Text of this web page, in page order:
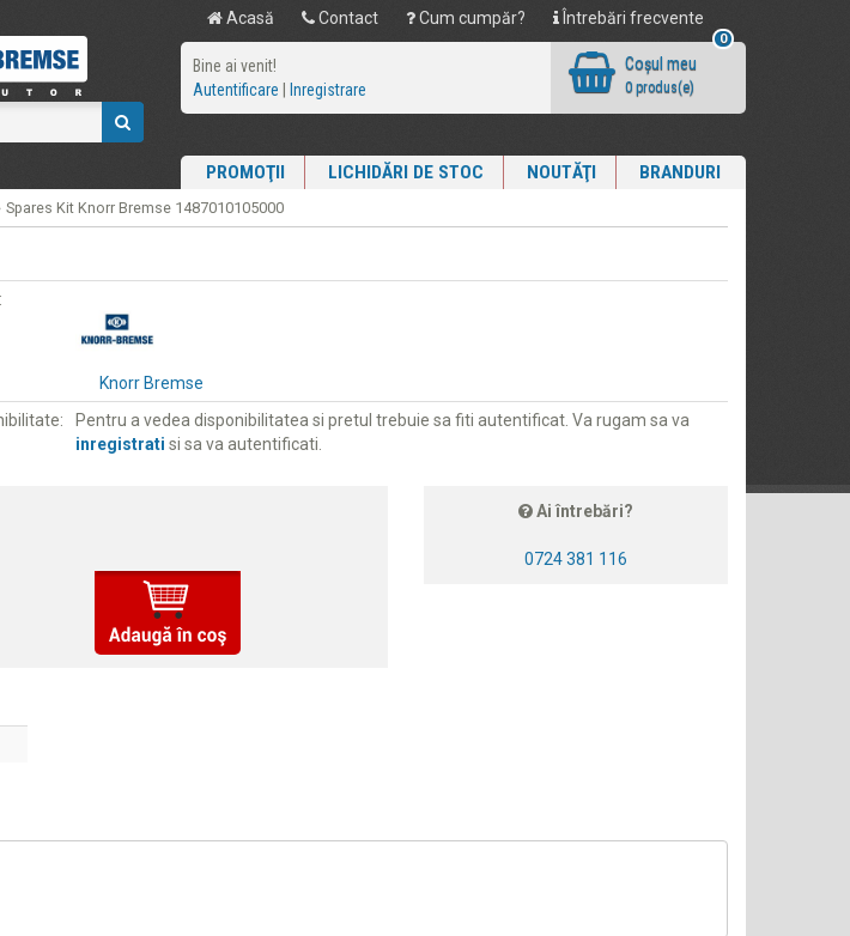
Acasă Contact Cum cumpăr? Întrebări frecvente
Bine ai venit!
Autentificare
Inregistrare
0
Coşul meu
0 produs(e)
PROMOŢII LICHIDĂRI DE STOC NOUTĂŢI BRANDURI
Spares Kit Knorr Bremse 1487010105000
Knorr Bremse
Pentru a vedea disponibilitatea si pretul trebuie sa fiti autentificat. Va rugam sa va
inregistrati si sa va autentificati.
Ai întrebări?
0724 381 116